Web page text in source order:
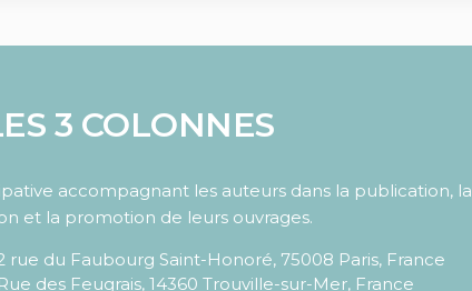
3 COLONNES
accompagnant les auteurs dans la publication, la
et la promotion de leurs ouvrages.
rue du Faubourg Saint-Honoré, 75008 Paris, France
Rue des Feugrais, 14360 Trouville-sur-Mer, France